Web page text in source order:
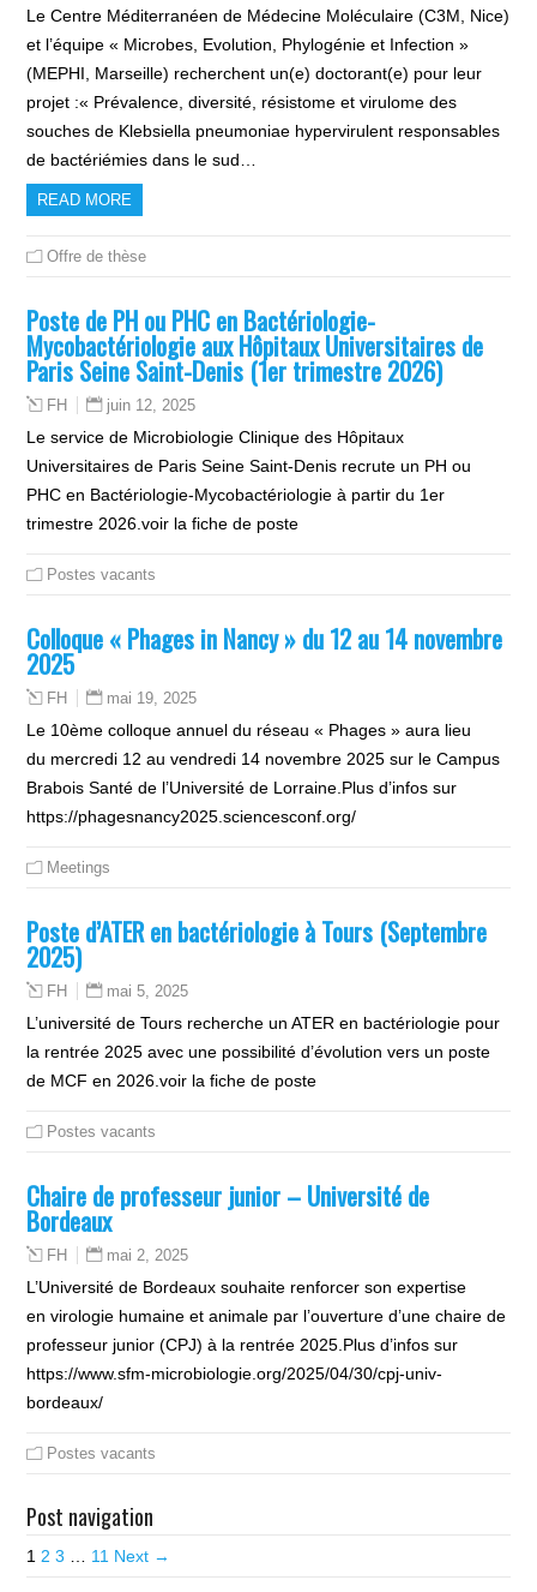
Le Centre Méditerranéen de Médecine Moléculaire (C3M, Nice)
et l’équipe « Microbes, Evolution, Phylogénie et Infection »
(MEPHI, Marseille) recherchent un(e) doctorant(e) pour leur
projet :« Prévalence, diversité, résistome et virulome des
souches de Klebsiella pneumoniae hypervirulent responsables
de bactériémies dans le sud…
READ MORE
Offre de thèse
Poste de PH ou PHC en Bactériologie-
Mycobactériologie aux Hôpitaux Universitaires de
Paris Seine Saint-Denis (1er trimestre 2026)
FH juin 12, 2025
Le service de Microbiologie Clinique des Hôpitaux
Universitaires de Paris Seine Saint-Denis recrute un PH ou
PHC en Bactériologie-Mycobactériologie à partir du 1er
trimestre 2026.voir la fiche de poste
Postes vacants
Colloque « Phages in Nancy » du 12 au 14 novembre
2025
FH mai 19, 2025
Le 10ème colloque annuel du réseau « Phages » aura lieu
du mercredi 12 au vendredi 14 novembre 2025 sur le Campus
Brabois Santé de l’Université de Lorraine.Plus d’infos sur
https://phagesnancy2025.sciencesconf.org/
Meetings
Poste d’ATER en bactériologie à Tours (Septembre
2025)
FH mai 5, 2025
L’université de Tours recherche un ATER en bactériologie pour
la rentrée 2025 avec une possibilité d’évolution vers un poste
de MCF en 2026.voir la fiche de poste
Postes vacants
Chaire de professeur junior – Université de
Bordeaux
FH mai 2, 2025
L’Université de Bordeaux souhaite renforcer son expertise
en virologie humaine et animale par l’ouverture d’une chaire de
professeur junior (CPJ) à la rentrée 2025.Plus d’infos sur
https://www.sfm-microbiologie.org/2025/04/30/cpj-univ-
bordeaux/
Postes vacants
Post navigation
1 2 3 … 11 Next →